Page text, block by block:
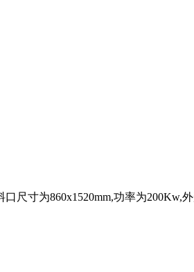
尺寸为860x1520mm,功率为200Kw,